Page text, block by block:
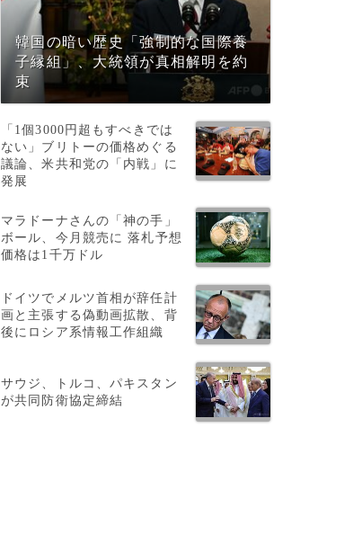
韓国の暗い歴史「強制的な国際養
子縁組」、大統領が真相解明を約
束
「1個3000円超もすべきでは
ない」ブリトーの価格めぐる
議論、米共和党の「内戦」に
発展
マラドーナさんの「神の手」
ボール、今月競売に 落札予想
価格は1千万ドル
ドイツでメルツ首相が辞任計
画と主張する偽動画拡散、背
後にロシア系情報工作組織
サウジ、トルコ、パキスタン
が共同防衛協定締結